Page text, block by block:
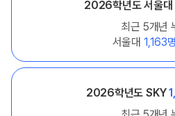
2026학년도 서울대
최근 5개년
서울대 1,163명
2026학년도 SKY